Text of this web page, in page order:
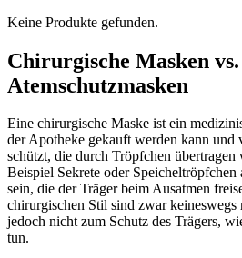
Keine Produkte gefunden.
Chirurgische Masken vs.
Atemschutzmasken
Eine chirurgische Maske ist ein
der Apotheke gekauft werden kann und
schützt, die durch Tröpfchen
Beispiel Sekrete oder Speicheltröpfchen
sein, die der Träger beim Ausatmen
chirurgischen Stil sind zwar keineswegs
jedoch nicht zum Schutz des Trägers,
tun.